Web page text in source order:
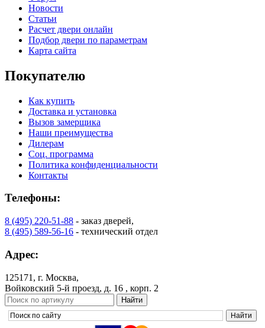
Новости
Статьи
Расчет двери онлайн
Подбор двери по параметрам
Карта сайта
Покупателю
Как купить
Доставка и установка
Вызов замерщика
Наши преимущества
Дилерам
Соц. программа
Политика конфиденциальности
Контакты
Телефоны:
8 (495) 220-51-88 - заказ дверей,
8 (495) 589-56-16 - технический отдел
Адрес:
125171, г. Москва,
Войковский 5-й проезд, д. 16 , корп. 2